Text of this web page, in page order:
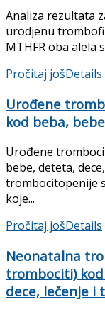
Analiza rezultata
urodjenu
MTHFR oba alela
Pročitaj jošDetails
Urođene
kod beba,
Urođene
bebe, deteta,
trombocitopenije
koje...
Pročitaj jošDetails
Neonatalna
trombociti)
dece, lečenje i